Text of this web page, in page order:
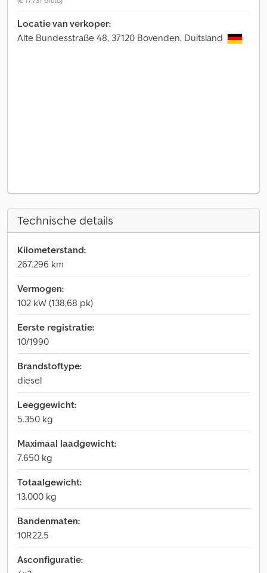
Locatie van verkoper:
Alte Bundesstraße 48, 37120 Bovenden, Duitsland
Technische details
Kilometerstand:
267.296 km
Vermogen:
102 kW (138,68 pk)
Eerste registratie:
10/1990
Brandstoftype:
diesel
Leeggewicht:
5.350 kg
Maximaal laadgewicht:
7.650 kg
Totaalgewicht:
13.000 kg
Bandenmaten:
10R22.5
Asconfiguratie: